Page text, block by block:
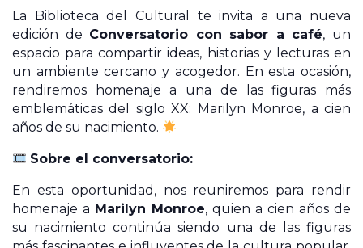
La Biblioteca del Cultural te invita a una nueva
edición de Conversatorio con sabor a café, un
espacio para compartir ideas, historias y lecturas en
un ambiente cercano y acogedor. En esta ocasión,
rendiremos homenaje a una de las figuras más
emblemáticas del siglo XX: Marilyn Monroe, a cien
años de su nacimiento.
Sobre el conversatorio:
En esta oportunidad, nos reuniremos para rendir
homenaje a Marilyn Monroe, quien a cien años de
su nacimiento continúa siendo una de las figuras